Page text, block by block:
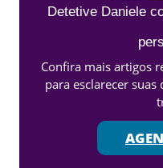
Detetive Daniele
Confira mais artigos
para esclarecer